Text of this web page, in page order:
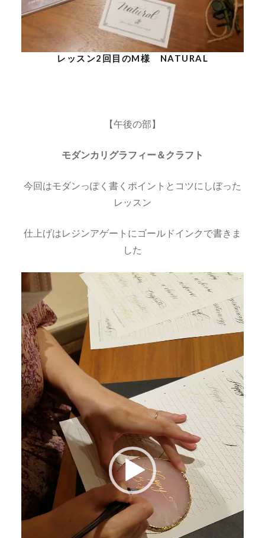
レッスン2回目のM様 NATURAL
【午後の部】
モダンカリグラフィー＆クラフト
今回はモダンっぽく書くポイントとコツにしぼった
レッスン
仕上げはレジンアゲートにゴールドインクで書きま
した
画
プ
レ
ー
ヤ
ー